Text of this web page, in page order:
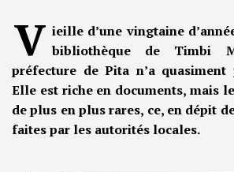
V ieille d’une vingtaine
bibliothèque de Timbi
préfecture de Pita n’a
Elle est riche en documents, mais
de plus en plus rares, ce, en dépit
faites par les autorités locales.